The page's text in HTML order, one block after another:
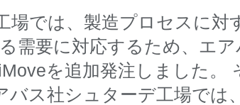
場では、製造プロセスに対
需要に対応するため、エア
を追加発注しました。
ス社シュターデ工場では